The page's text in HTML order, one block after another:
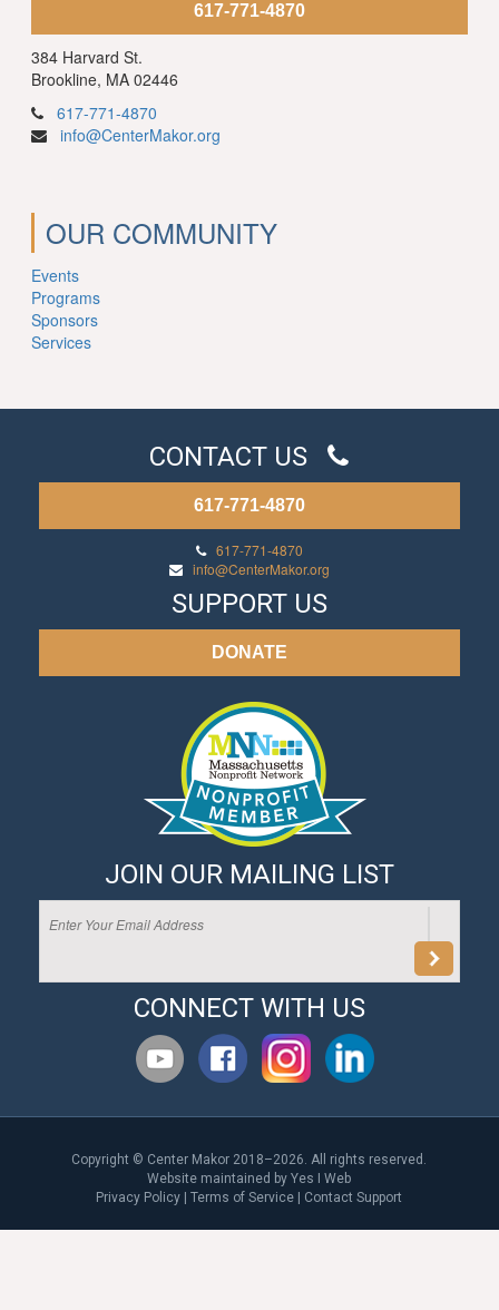
617-771-4870
384 Harvard St.
Brookline, MA 02446
617-771-4870
info@CenterMakor.org
OUR COMMUNITY
Events
Programs
Sponsors
Services
CONTACT US
617-771-4870
617-771-4870
info@CenterMakor.org
SUPPORT US
DONATE
JOIN OUR MAILING LIST
CONNECT WITH US
Copyright © Center Makor 2018–2026. All rights reserved.
Website maintained byYes I Web
Privacy Policy |Terms of Service Contact Support